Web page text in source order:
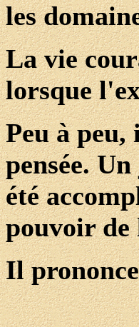
les
La vie
lorsque
Peu à peu,
pensée.
été
pouvoir de
Il